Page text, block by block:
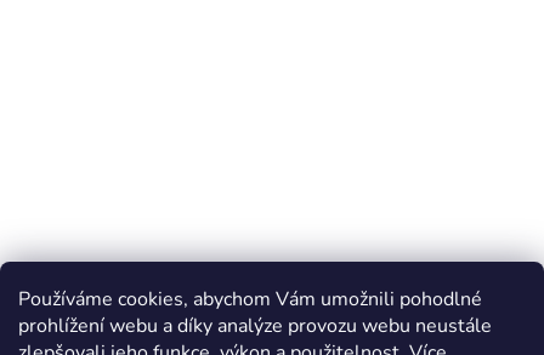
Používáme cookies, abychom Vám umožnili pohodlné
prohlížení webu a díky analýze provozu webu neustále